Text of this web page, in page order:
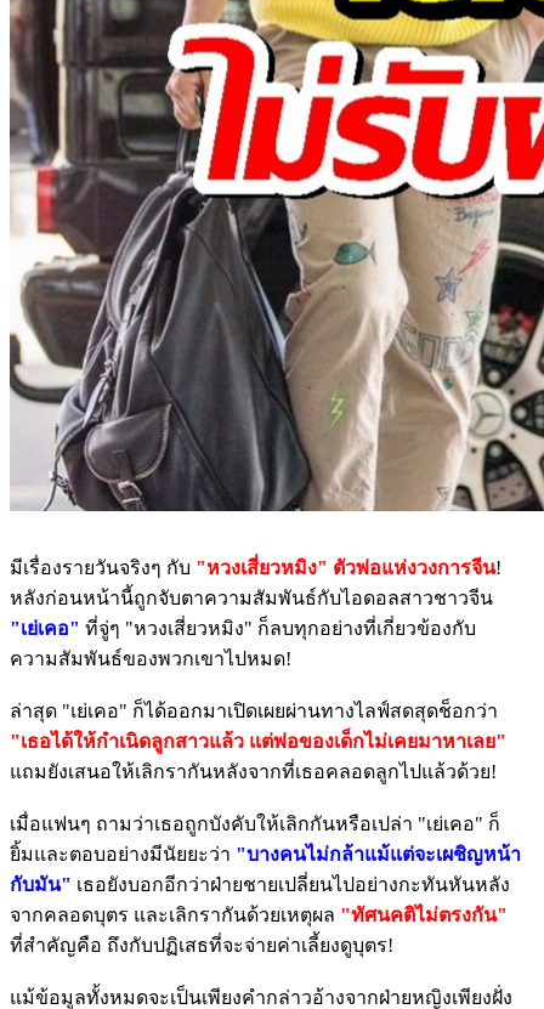
มีเรื่องรายวันจริงๆ กับ "หวงเสี่ยวหมิง" ตัวพ่อแห่งวงการจีน!
หลังก่อนหน้านี้ถูกจับตาความสัมพันธ์กับไอดอลสาวชาวจีน
"เย่เคอ" ที่จู่ๆ "หวงเสี่ยวหมิง" ก็ลบทุกอย่างที่เกี่ยวข้องกับ
ความสัมพันธ์ของพวกเขาไปหมด!
ล่าสุด "เย่เคอ" ก็ได้ออกมาเปิดเผยผ่านทางไลฟ์สดสุดช็อกว่า
"เธอได้ให้กำเนิดลูกสาวแล้ว แต่พ่อของเด็กไม่เคยมาหาเลย"
แถมยังเสนอให้เลิกรากันหลังจากที่เธอคลอดลูกไปแล้วด้วย!
เมื่อแฟนๆ ถามว่าเธอถูกบังคับให้เลิกกันหรือเปล่า "เย่เคอ" ก็
ยิ้มและตอบอย่างมีนัยยะว่า "บางคนไม่กล้าแม้แต่จะเผชิญหน้า
กับมัน" เธอยังบอกอีกว่าฝ่ายชายเปลี่ยนไปอย่างกะทันหันหลัง
จากคลอดบุตร และเลิกรากันด้วยเหตุผล "ทัศนคติไม่ตรงกัน"
ที่สำคัญคือ ถึงกับปฏิเสธที่จะจ่ายค่าเลี้ยงดูบุตร!
แม้ข้อมูลทั้งหมดจะเป็นเพียงคำกล่าวอ้างจากฝ่ายหญิงเพียงฝั่ง